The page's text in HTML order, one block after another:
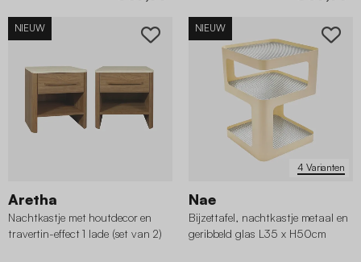
NIEUW
Aretha
Nachtkastje met houtdecor en
travertin-effect 1 lade (set van 2)
4 Varianten
NIEUW
Nae
Bijzettafel, nachtkastje metaal en
geribbeld glas L35 x H50cm